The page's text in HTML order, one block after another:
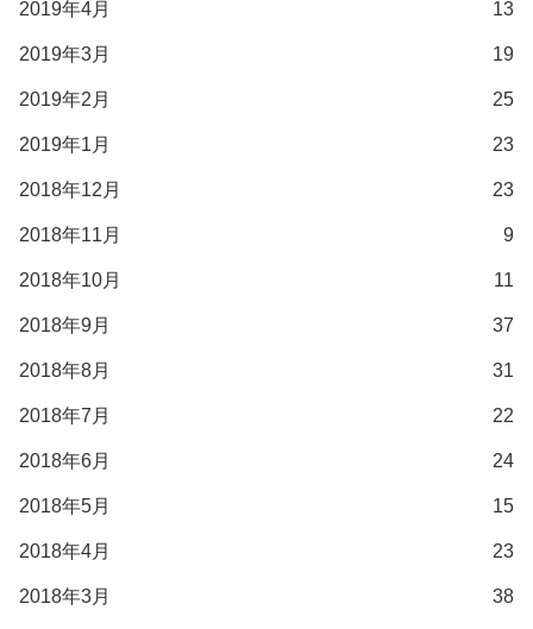
2019年4月 13
2019年3月 19
2019年2月 25
2019年1月 23
2018年12月 23
2018年11月 9
2018年10月 11
2018年9月 37
2018年8月 31
2018年7月 22
2018年6月 24
2018年5月 15
2018年4月 23
2018年3月 38